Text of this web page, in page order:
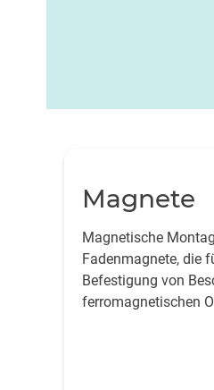
Magnete
Magnetische
Fadenmagnete, die
Befestigung von
ferromagnetischen